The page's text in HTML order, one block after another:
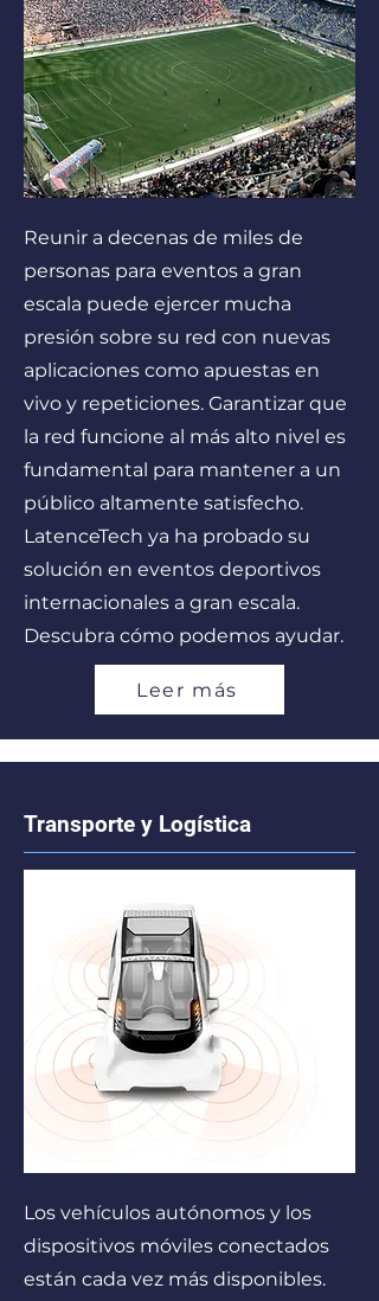
Reunir a decenas de miles de
personas para eventos a gran
escala puede ejercer mucha
presión sobre su red con nuevas
aplicaciones como apuestas en
vivo y repeticiones. Garantizar que
la red funcione al más alto nivel es
fundamental para mantener a un
público altamente satisfecho.
LatenceTech ya ha probado su
solución en eventos deportivos
internacionales a gran escala.
Descubra cómo podemos ayudar.
Leer más
Transporte y Logística
Los vehículos autónomos y los
dispositivos móviles conectados
están cada vez más disponibles.